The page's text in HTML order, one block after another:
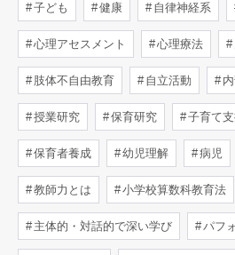
子ども 健康 自律神経系
心理アセスメント 心理療法
肢体不自由教育 自立活動 内
授業研究 保育研究 子育て支
保育者養成 幼児理解 病児
教師力とは 小学校算数科教育法
主体的・対話的で深い学び パフ